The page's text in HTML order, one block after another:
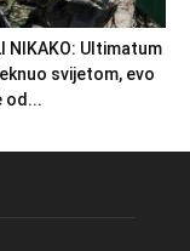
NIKAKO: Ultimatum
svijetom, evo
od...